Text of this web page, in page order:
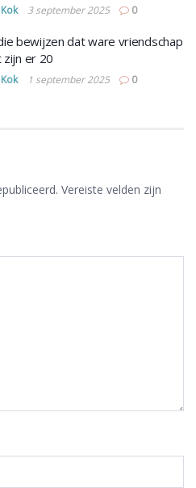
3 september 2025 0
bewijzen dat ware vriendschap
er 20
1 september 2025 0
Vereiste velden zijn